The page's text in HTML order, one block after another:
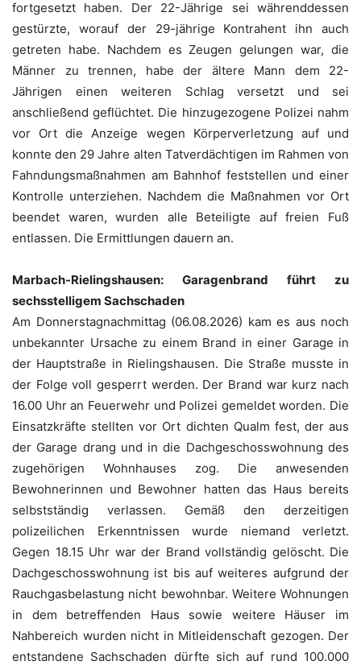
fortgesetzt haben. Der 22-Jährige sei währenddessen
gestürzte, worauf der 29-jährige Kontrahent ihn auch
getreten habe. Nachdem es Zeugen gelungen war, die
Männer zu trennen, habe der ältere Mann dem 22-
Jährigen einen weiteren Schlag versetzt und sei
anschließend geflüchtet. Die hinzugezogene Polizei nahm
vor Ort die Anzeige wegen Körperverletzung auf und
konnte den 29 Jahre alten Tatverdächtigen im Rahmen von
Fahndungsmaßnahmen am Bahnhof feststellen und einer
Kontrolle unterziehen. Nachdem die Maßnahmen vor Ort
beendet waren, wurden alle Beteiligte auf freien Fuß
entlassen. Die Ermittlungen dauern an.
Marbach-Rielingshausen: Garagenbrand führt zu
sechsstelligem Sachschaden
Am Donnerstagnachmittag (06.08.2026) kam es aus noch
unbekannter Ursache zu einem Brand in einer Garage in
der Hauptstraße in Rielingshausen. Die Straße musste in
der Folge voll gesperrt werden. Der Brand war kurz nach
16.00 Uhr an Feuerwehr und Polizei gemeldet worden. Die
Einsatzkräfte stellten vor Ort dichten Qualm fest, der aus
der Garage drang und in die Dachgeschosswohnung des
zugehörigen Wohnhauses zog. Die anwesenden
Bewohnerinnen und Bewohner hatten das Haus bereits
selbstständig verlassen. Gemäß den derzeitigen
polizeilichen Erkenntnissen wurde niemand verletzt.
Gegen 18.15 Uhr war der Brand vollständig gelöscht. Die
Dachgeschosswohnung ist bis auf weiteres aufgrund der
Rauchgasbelastung nicht bewohnbar. Weitere Wohnungen
in dem betreffenden Haus sowie weitere Häuser im
Nahbereich wurden nicht in Mitleidenschaft gezogen. Der
entstandene Sachschaden dürfte sich auf rund 100.000